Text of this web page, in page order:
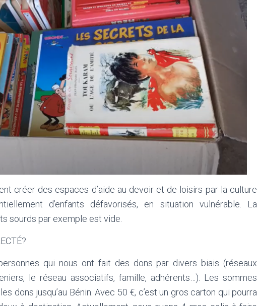
créer des espaces d’aide au devoir et de loisirs par la culture
d’enfants défavorisés, en situation vulnérable. La
sourds par exemple est vide.
qui nous ont fait des dons par divers biais (réseaux
le réseau associatifs, famille, adhérents…). Les sommes
dons jusqu’au Bénin. Avec 50 €, c’est un gros carton qui pourra